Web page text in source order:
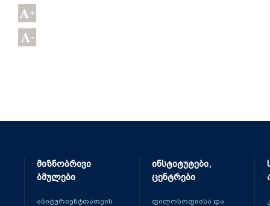
+
-
მიზნობრივი
ბმულები
აბიტურიენტთათვის
ინსტიტუტები,
ცენტრები
ფილოსოფიისა და